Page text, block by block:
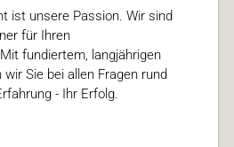
ist unsere Passion. Wir sind
für Ihren
fundiertem, langjährigen
Sie bei allen Fragen rund
- Ihr Erfolg.